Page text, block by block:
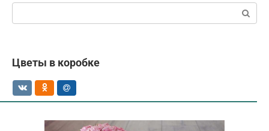
Поиск:
Цветы в коробке